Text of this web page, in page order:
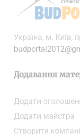
Українa, м. Київ,
Додавання
Додати
Додати майстра
Створити